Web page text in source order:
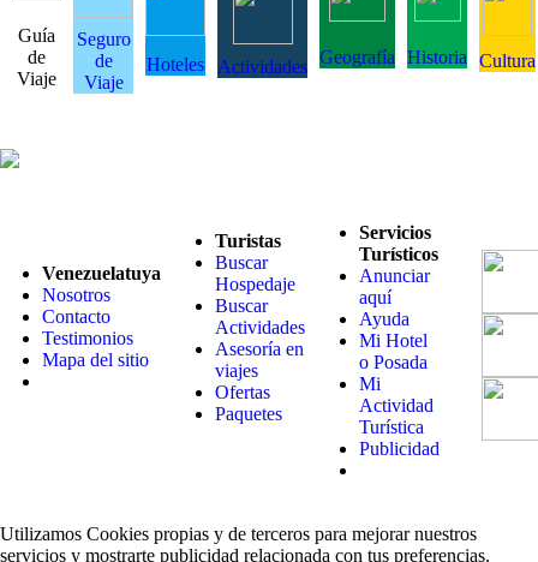
Guía
de
Viaje
Seguro
de
Viaje
Hoteles Actividades Geografía Historia Cultura
Venezuelatuya
Nosotros
Contacto
Testimonios
Mapa del sitio
Turistas
Buscar
Hospedaje
Buscar
Actividades
Asesoría en
viajes
Ofertas
Paquetes
Servicios
Turísticos
Anunciar
aquí
Ayuda
Mi Hotel
o Posada
Mi
Actividad
Turística
Publicidad
Utilizamos Cookies propias y de terceros para mejorar nuestros
servicios y mostrarte publicidad relacionada con tus preferencias.